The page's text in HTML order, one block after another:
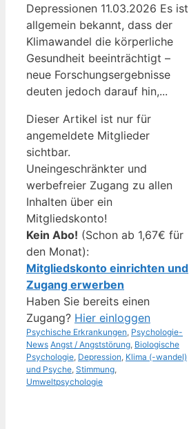
Depressionen 11.03.2026 Es ist
allgemein bekannt, dass der
Klimawandel die körperliche
Gesundheit beeinträchtigt –
neue Forschungsergebnisse
deuten jedoch darauf hin,...
Dieser Artikel ist nur für
angemeldete Mitglieder
sichtbar.
Uneingeschränkter und
werbefreier Zugang zu allen
Inhalten über ein
Mitgliedskonto!
Kein Abo! (Schon ab 1,67€ für
den Monat):
Mitgliedskonto einrichten und
Zugang erwerben
Haben Sie bereits einen
Zugang? Hier einloggen
Kategorien
Psychische Erkrankungen, Psychologie-
News Schlagwörter
Angst / Angststörung, Biologische
Psychologie, Depression, Klima (-wandel)
und Psyche, Stimmung,
Umweltpsychologie